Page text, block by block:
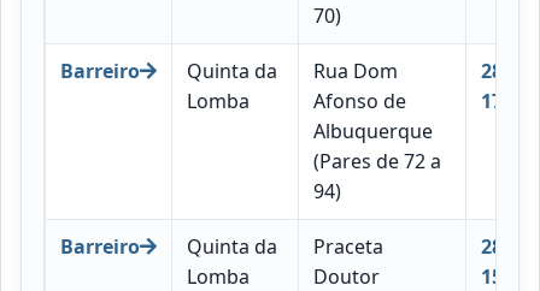
70)
Barreiro
Quinta da
Lomba
Rua Dom
Afonso de
Albuquerque
(Pares de 72 a
94)
2830-
174
Barreiro
Quinta da
Lomba
Praceta
Doutor
2830-
158